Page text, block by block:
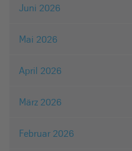
Juni 2026
Mai 2026
April 2026
März 2026
Februar 2026